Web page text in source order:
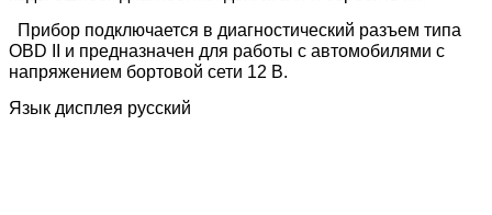
Прибор подключается в диагностический разъем типа
OBD II и предназначен для работы с автомобилями с
напряжением бортовой сети 12 В.
Язык дисплея русский